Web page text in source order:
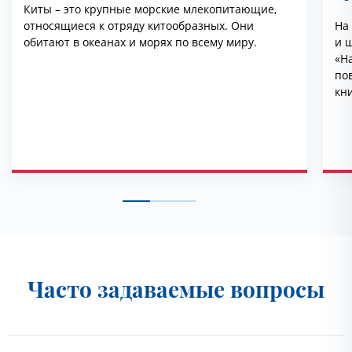
Киты – это крупные морские млекопитающие,
относящиеся к отряду китообразных. Они
обитают в океанах и морях по всему миру.
На
и
Часто задаваемые вопросы